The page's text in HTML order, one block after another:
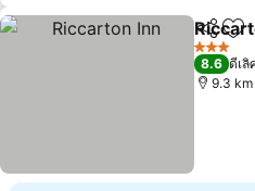
แชร์ เพิ่
3 ดาว
8.6 ดีเลิ
9.3 km